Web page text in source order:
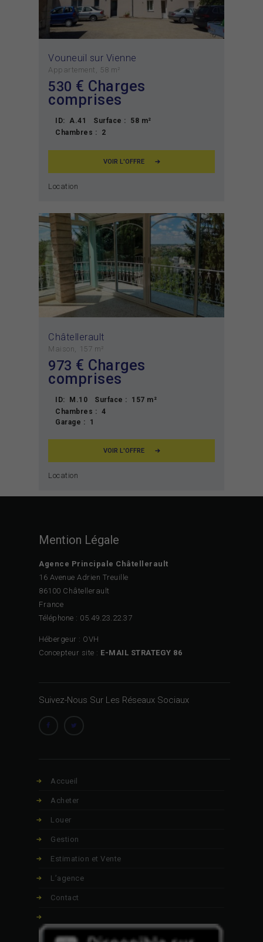
Vouneuil sur Vienne
Appartement 58 m²
530 € Charges
comprises
ID: A.41 Surface :
58 m²
Chambres :
2
VOIR L'OFFRE
Location
Châtellerault
Maison 157 m²
973 € Charges
comprises
ID: M.10 Surface :
157 m²
Chambres : 4
Garage :
1
VOIR L'OFFRE
Location
Mention Légale
Agence Principale Châtellerault
16 Avenue Adrien Treuille
86100 Châtellerault
France
Téléphone : 05.49.23.22.37
Hébergeur : OVH
Concepteur site : E-MAIL STRATEGY 86
Suivez-Nous Sur Les Réseaux Sociaux
Accueil
Acheter
Louer
Gestion
Estimation et Vente
L’agence
Contact